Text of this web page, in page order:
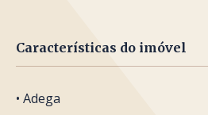
Características do imóvel
• Adega